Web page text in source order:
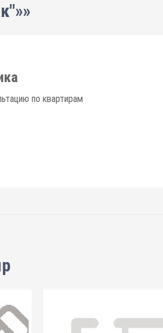
по квартирам